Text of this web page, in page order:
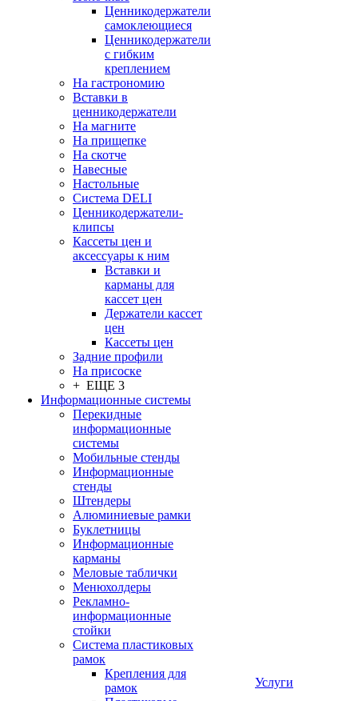
Ценникодержатели
самоклеющиеся
Ценникодержатели
с гибким
креплением
На гастрономию
Вставки в
ценникодержатели
На магните
На прищепке
На скотче
Навесные
Настольные
Система DELI
Ценникодержатели-
клипсы
Кассеты цен и
аксессуары к ним
Вставки и
карманы для
кассет цен
Держатели кассет
цен
Кассеты цен
Задние профили
На присоске
+ ЕЩЕ 3
Информационные системы
Перекидные
информационные
системы
Мобильные стенды
Информационные
стенды
Штендеры
Алюминиевые рамки
Буклетницы
Информационные
карманы
Меловые таблички
Менюхолдеры
Рекламно-
информационные
стойки
Система пластиковых
рамок
Крепления для
рамок
Услуги